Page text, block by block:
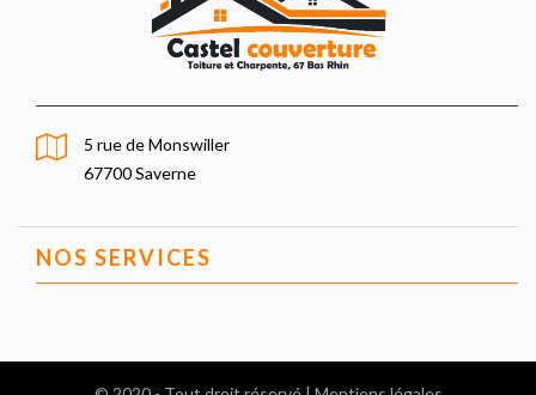
5 rue de Monswiller
67700 Saverne
NOS SERVICES